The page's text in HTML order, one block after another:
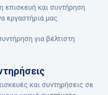
επισκευή και συντήρηση
εργαστήριά μας.
για βέλτιστη
και συντηρήσεις σε